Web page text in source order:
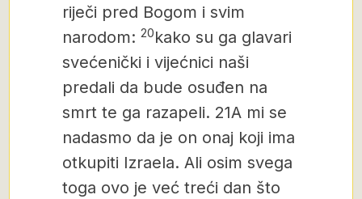
riječi pred Bogom i svim
narodom: 20kako su ga glavari
svećenički i vijećnici naši
predali da bude osuđen na
smrt te ga razapeli. 21A mi se
nadasmo da je on onaj koji ima
otkupiti Izraela. Ali osim svega
toga ovo je već treći dan što